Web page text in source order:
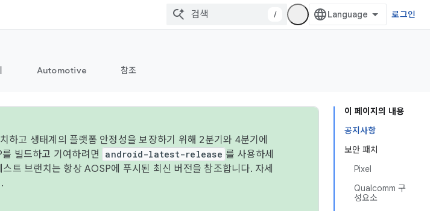
/ 로그인
Automotive 참조
이 페이지의 내용
공지사항
보안 패치
Pixel
Qualcomm 구
성요소
하고 생태계의 플랫폼 안정성을 보장하기 위해 2분기와 4분기에
빌드하고 기여하려면
android-latest-release 를 사용하세
스트 브랜치는 항상 AOSP에 푸시된 최신 버전을 참조합니다. 자세